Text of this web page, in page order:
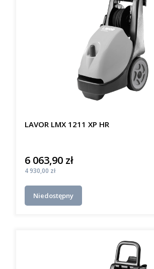
LAVOR LMX 1211 XP HR
Cena
6 063,90 zł
Cena
4 930,00 zł
Niedostępny